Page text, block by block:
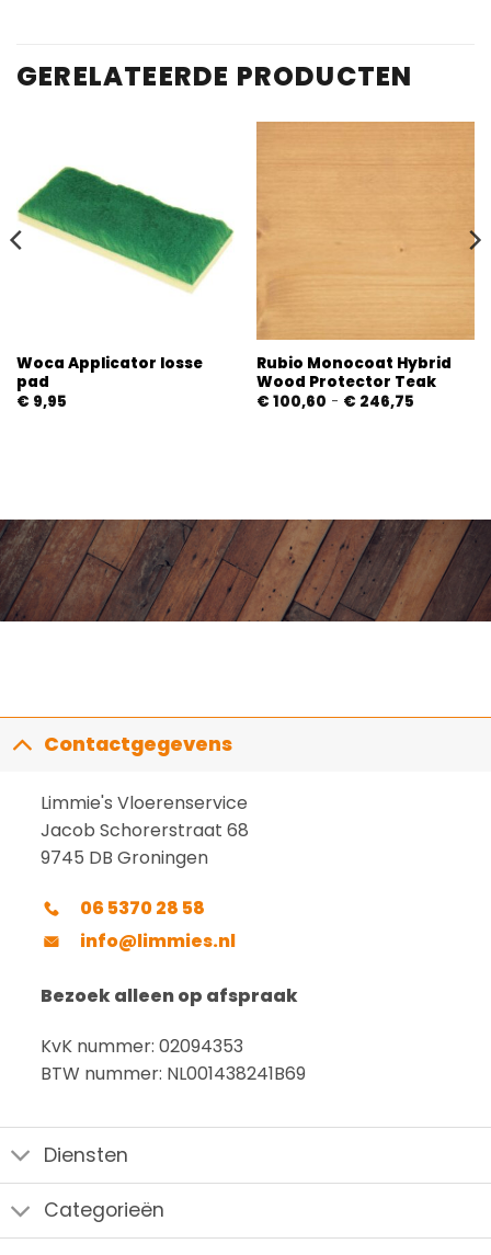
GERELATEERDE PRODUCTEN
Woca Applicator losse
pad
€ 9,95
Rubio Monocoat Hybrid
Wood Protector Teak
€ 100,60 - € 246,75Prijsklasse:
Contactgegevens
Limmie's Vloerenservice
Jacob Schorerstraat 68
9745 DB Groningen
06 5370 28 58
info@limmies.nl
Bezoek alleen op afspraak
KvK nummer: 02094353
BTW nummer: NL001438241B69
Diensten
Categorieën